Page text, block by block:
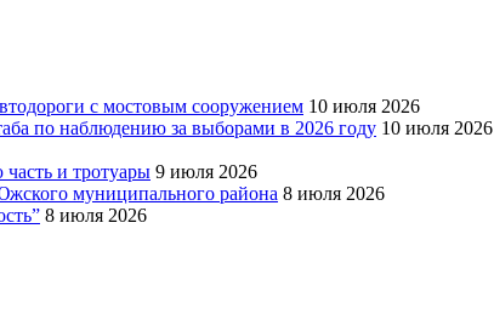
с мостовым сооружением 10 июля 2026
по наблюдению за выборами в 2026 году 10 июля 2026
и тротуары 9 июля 2026
муниципального района 8 июля 2026
8 июля 2026